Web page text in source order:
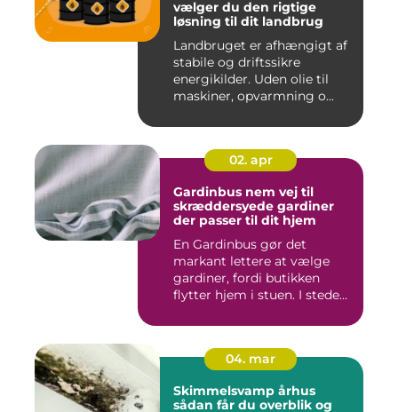
vælger du den rigtige
løsning til dit landbrug
Landbruget er afhængigt af
stabile og driftssikre
energikilder. Uden olie til
maskiner, opvarmning o...
02. apr
Gardinbus nem vej til
skræddersyede gardiner
der passer til dit hjem
En Gardinbus gør det
markant lettere at vælge
gardiner, fordi butikken
flytter hjem i stuen. I stede...
04. mar
Skimmelsvamp århus
sådan får du overblik og